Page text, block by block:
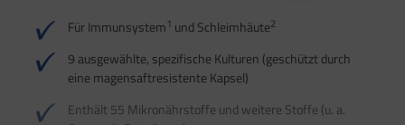
Für Immunsystem1 und Schleimhäute2
9 ausgewählte, spezifische Kulturen (geschützt durch
eine magensaftresistente Kapsel)
Enthält 55 Mikronährstoffe und weitere Stoffe (u. a.
4